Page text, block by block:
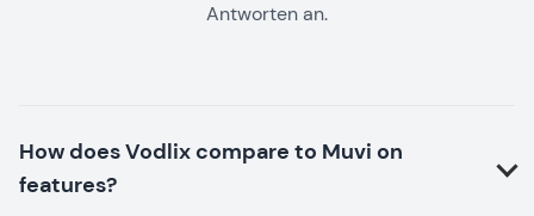
Antworten an.
How does Vodlix compare to Muvi on
features?